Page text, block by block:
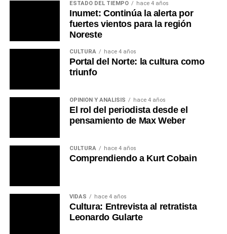
ESTADO DEL TIEMPO hace 4 años
Inumet: Continúa la alerta por
fuertes vientos para la región
Noreste
CULTURA hace 4 años
Portal del Norte: la cultura como
triunfo
OPINIÓN Y ANÁLISIS hace 4 años
El rol del periodista desde el
pensamiento de Max Weber
CULTURA hace 4 años
Comprendiendo a Kurt Cobain
VIDAS hace 4 años
Cultura: Entrevista al retratista
Leonardo Gularte